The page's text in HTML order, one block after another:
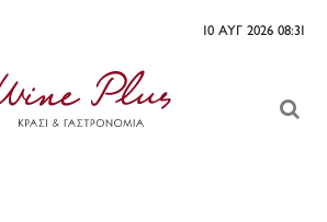
10 ΑΥΓ 2026 08:31